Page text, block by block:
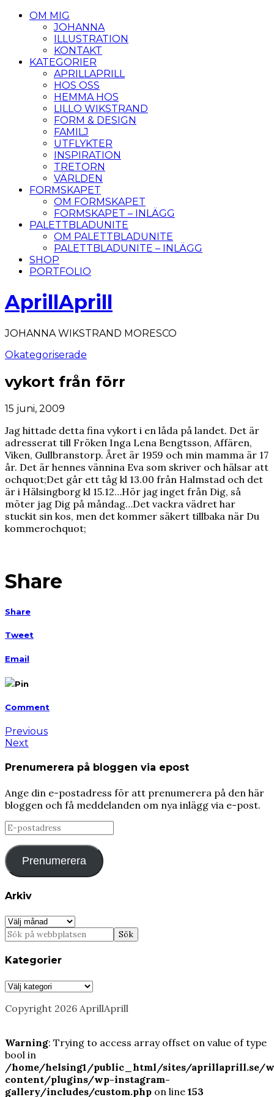
OM MIG
JOHANNA
ILLUSTRATION
KONTAKT
KATEGORIER
APRILLAPRILL
HOS OSS
HEMMA HOS
LILLO WIKSTRAND
FORM & DESIGN
FAMILJ
UTFLYKTER
INSPIRATION
TRETORN
VÄRLDEN
FORMSKAPET
OM FORMSKAPET
FORMSKAPET – INLÄGG
PALETTBLADUNITE
OM PALETTBLADUNITE
PALETTBLADUNITE – INLÄGG
SHOP
PORTFOLIO
AprillAprill
JOHANNA WIKSTRAND MORESCO
Okategoriserade
vykort från förr
15 juni, 2009
Jag hittade detta fina vykort i en låda på landet. Det är
adresserat till Fröken Inga Lena Bengtsson, Affären,
Viken, Gullbranstorp. Året är 1959 och min mamma är 17
år. Det är hennes vännina Eva som skriver och hälsar att
ochquot;Det går ett tåg kl 13.00 från Halmstad och det
är i Hälsingborg kl 15.12…Hör jag inget från Dig, så
möter jag Dig på måndag…Det vackra vädret har
stuckit sin kos, men det kommer säkert tillbaka när Du
kommerochquot;
Share
Share
Tweet
Email
Pin
Comment
Previous
Next
Prenumerera på bloggen via epost
Ange din e-postadress för att prenumerera på den här
bloggen och få meddelanden om nya inlägg via e-post.
E-
postadress
Prenumerera
Arkiv
Arkiv
Kategorier
Kategorier
Copyright 2026 AprillAprill
Warning: Trying to access array offset on value of type
bool in
/home/helsing1/public_html/sites/aprillaprill.se/
content/plugins/wp-instagram-
gallery/includes/custom.php on line 153